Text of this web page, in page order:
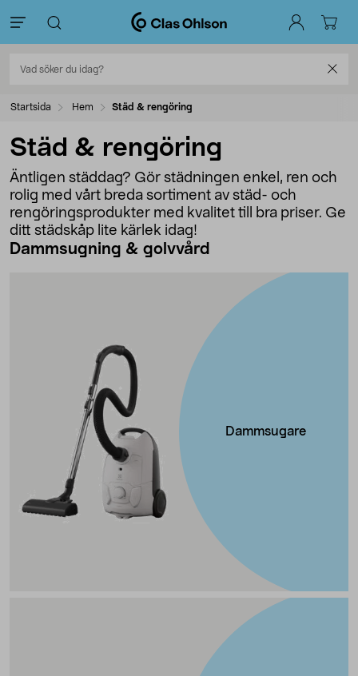
Startsida Hem Städ & rengöring
Städ & rengöring
Äntligen städdag? Gör städningen enkel, ren och
rolig med vårt breda sortiment av städ- och
rengöringsprodukter med kvalitet till bra priser. Ge
ditt städskåp lite kärlek idag!
Dammsugning & golvvård
Dammsugare